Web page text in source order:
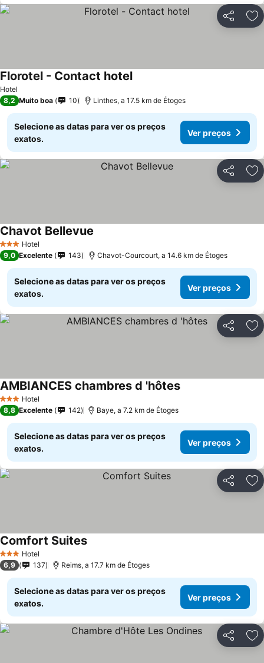
Partilhar
Hotel
Florotel - Contact hotel
8,2 Muito boa 10 Linthes, a 17.5 km de Étoges
Selecione as datas para ver os preços
exatos.
Ver preços
Partilhar
3 EstrelasHotel
Chavot Bellevue
9,0 Excelente 143 Chavot-Courcourt, a 14.6 km de Étoges
Selecione as datas para ver os preços
exatos.
Ver preços
Partilhar
3 EstrelasHotel
AMBIANCES chambres d 'hôtes
8,8 Excelente 142 Baye, a 7.2 km de Étoges
Selecione as datas para ver os preços
exatos.
Ver preços
Partilhar
3 EstrelasHotel
Comfort Suites
6,9 137 Reims, a 17.7 km de Étoges
Selecione as datas para ver os preços
exatos.
Ver preços
Partilhar